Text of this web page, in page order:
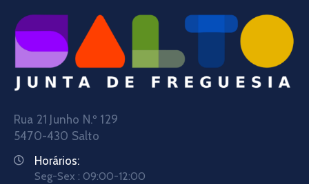
Rua 21 Junho N.º 129
5470-430 Salto
Horários:
Seg-Sex : 09:00-12:00